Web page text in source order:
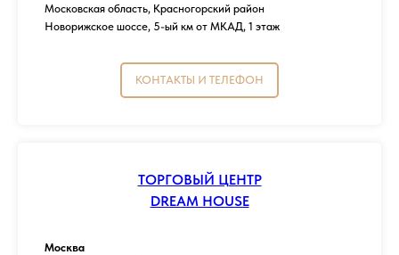
Московская область, Красногорский район
Новорижское шоссе, 5-ый км от МКАД, 1 этаж
КОНТАКТЫ И ТЕЛЕФОН
ТОРГОВЫЙ ЦЕНТР
DREAM HOUSE
Москва